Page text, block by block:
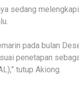
sedang
pada bulan
penetapan
tutup Akiong.